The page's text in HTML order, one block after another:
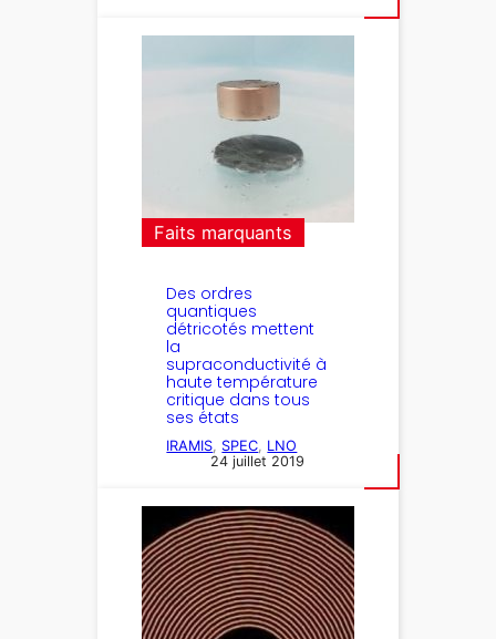
Faits marquants
Des ordres
quantiques
détricotés mettent
la
supraconductivité à
haute température
critique dans tous
ses états
IRAMIS, SPEC, LNO
24 juillet 2019